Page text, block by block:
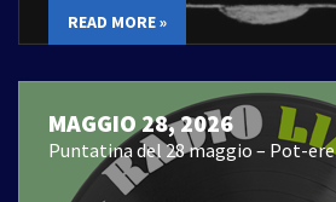
READ MORE »
MAGGIO 28, 2026
Puntatina del 28 maggio – Pot-ere